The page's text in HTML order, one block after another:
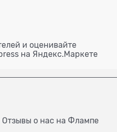
Отзывы о нас на Флампе